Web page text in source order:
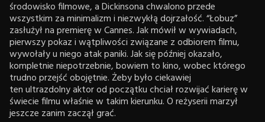
środowisko filmowe, a Dickinsona chwalono przede
wszystkim za minimalizm i niezwykłą dojrzałość. “Łobuz”
zasłużył na premierę w Cannes. Jak mówił w wywiadach,
pierwszy pokaz i wątpliwości związane z odbiorem filmu,
wywołały u niego atak paniki. Jak się później okazało,
kompletnie niepotrzebnie, bowiem to kino, wobec którego
trudno przejść obojętnie. Żeby było ciekawiej
ten ultrazdolny aktor od początku chciał rozwijać karierę w
świecie filmu właśnie w takim kierunku. O reżyserii marzył
jeszcze zanim zaczął grać.